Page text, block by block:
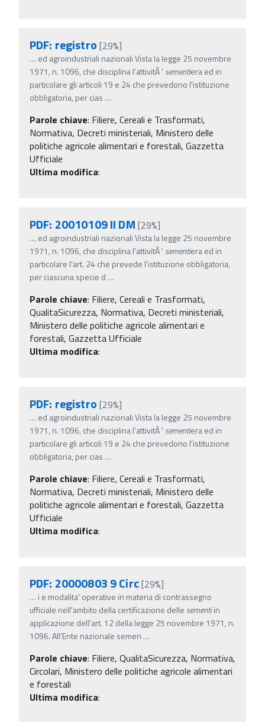
PDF: registro [29%]
… ed agroindustriali nazionali Vista la legge 25 novembre
1971, n. 1096, che disciplina l'attivitÃ ' sementiera ed in
particolare gli articoli 19 e 24 che prevedono l'istituzione
obbligatoria, per cias …
Parole chiave: Filiere, Cereali e Trasformati,
Normativa, Decreti ministeriali, Ministero delle
politiche agricole alimentari e forestali, Gazzetta
Ufficiale
Ultima modifica:
PDF: 20010109 II DM [29%]
… ed agroindustriali nazionali Vista la legge 25 novembre
1971, n. 1096, che disciplina l'attivitÃ ' sementiera ed in
particolare l'art. 24 che prevede l'istituzione obbligatoria,
per ciascuna specie d …
Parole chiave: Filiere, Cereali e Trasformati,
QualitaSicurezza, Normativa, Decreti ministeriali,
Ministero delle politiche agricole alimentari e
forestali, Gazzetta Ufficiale
Ultima modifica:
PDF: registro [29%]
… ed agroindustriali nazionali Vista la legge 25 novembre
1971, n. 1096, che disciplina l'attivitÃ ' sementiera ed in
particolare gli articoli 19 e 24 che prevedono l'istituzione
obbligatoria, per cias …
Parole chiave: Filiere, Cereali e Trasformati,
Normativa, Decreti ministeriali, Ministero delle
politiche agricole alimentari e forestali, Gazzetta
Ufficiale
Ultima modifica:
PDF: 20000803 9 Circ[29%]
… i e modalita' operative in materia di contrassegno
ufficiale nell'ambito della certificazione delle sementiin
applicazione dell'art. 12 della legge 25 novembre 1971, n.
1096. All'Ente nazionale semen …
Parole chiave: Filiere, QualitaSicurezza, Normativa,
Circolari, Ministero delle politiche agricole alimentari
e forestali
Ultima modifica: